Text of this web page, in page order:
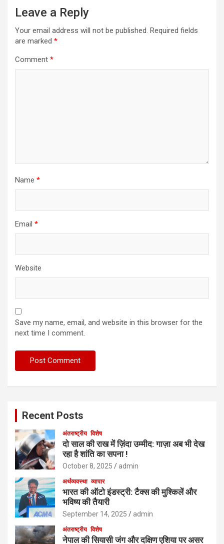
Leave a Reply
Your email address will not be published. Required fields
are marked *
Comment *
Name *
Email *
Website
Save my name, email, and website in this browser for the
next time I comment.
Recent Posts
अंतराष्ट्रीय विशेष
दो साल की राख में ज़िंदा उम्मीद: गाज़ा अब भी देख
रहा है शांति का सपना !
October 8, 2025 admin
अर्थव्यवस्था व्यापार
भारत की ऑटो इंडस्ट्री: टैक्स की मुश्किलें और
भविष्य की तैयारी
September 14, 2025 admin
अंतराष्ट्रीय विशेष
नेपाल की सियासी जंग और दक्षिण एशिया पर असर